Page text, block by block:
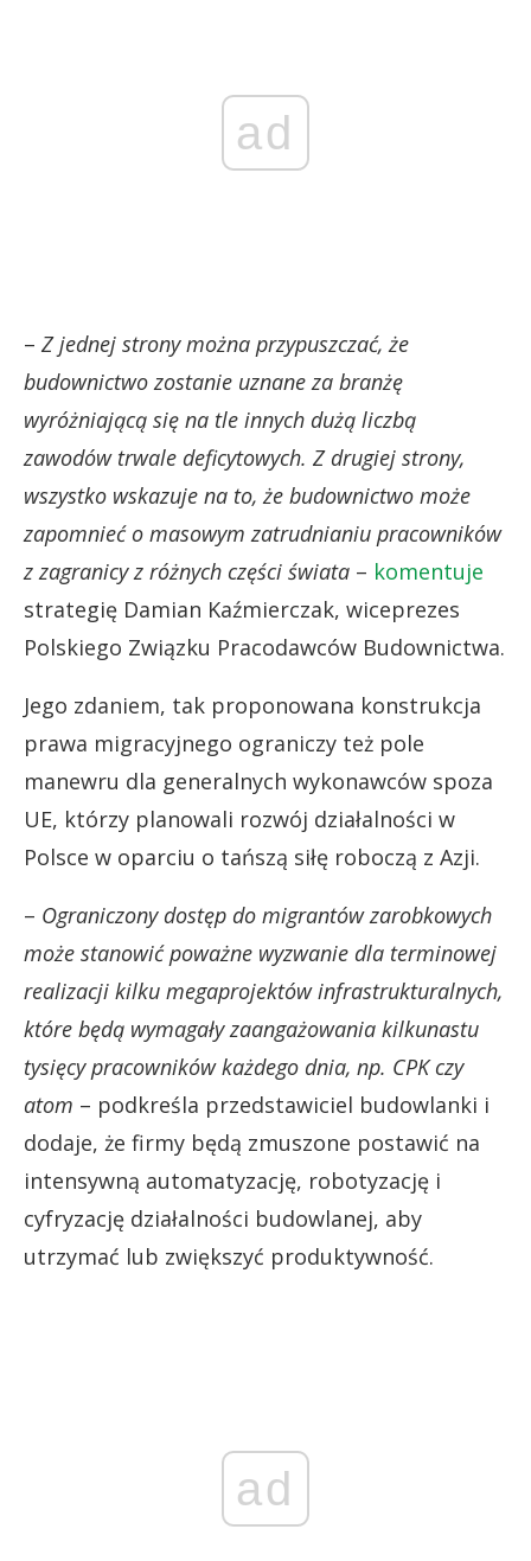
ad
– Z jednej strony można przypuszczać, że
budownictwo zostanie uznane za branżę
wyróżniającą się na tle innych dużą liczbą
zawodów trwale deficytowych. Z drugiej strony,
wszystko wskazuje na to, że budownictwo może
zapomnieć o masowym zatrudnianiu pracowników
z zagranicy z różnych części świata – komentuje
strategię Damian Kaźmierczak, wiceprezes
Polskiego Związku Pracodawców Budownictwa.
Jego zdaniem, tak proponowana konstrukcja
prawa migracyjnego ograniczy też pole
manewru dla generalnych wykonawców spoza
UE, którzy planowali rozwój działalności w
Polsce w oparciu o tańszą siłę roboczą z Azji.
– Ograniczony dostęp do migrantów zarobkowych
może stanowić poważne wyzwanie dla terminowej
realizacji kilku megaprojektów infrastrukturalnych,
które będą wymagały zaangażowania kilkunastu
tysięcy pracowników każdego dnia, np. CPK czy
atom – podkreśla przedstawiciel budowlanki i
dodaje, że firmy będą zmuszone postawić na
intensywną automatyzację, robotyzację i
cyfryzację działalności budowlanej, aby
utrzymać lub zwiększyć produktywność.
ad